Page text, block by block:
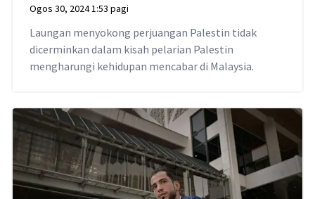
Ogos 30, 2024 1:53 pagi
Laungan menyokong perjuangan Palestin tidak
dicerminkan dalam kisah pelarian Palestin
mengharungi kehidupan mencabar di Malaysia.